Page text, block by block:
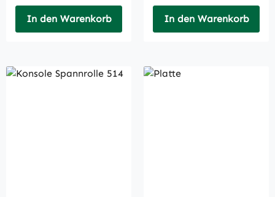
In den Warenkorb In den Warenkorb